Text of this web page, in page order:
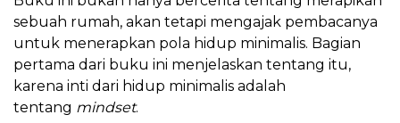
sebuah rumah, akan tetapi mengajak pembacanya
untuk menerapkan pola hidup minimalis. Bagian
pertama dari buku ini menjelaskan tentang itu,
karena inti dari hidup minimalis adalah
tentang mindset.